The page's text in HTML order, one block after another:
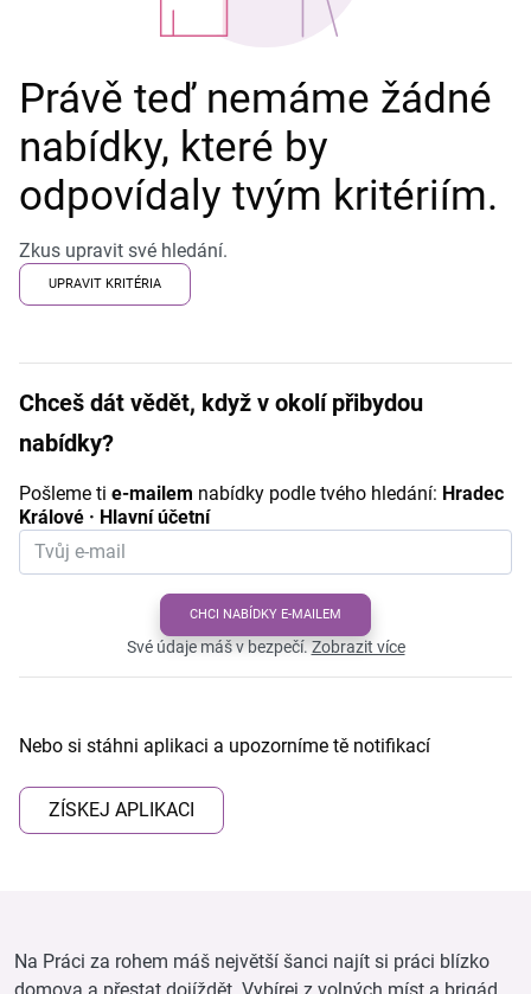
Právě teď nemáme žádné
nabídky, které by
odpovídaly tvým kritériím.
Zkus upravit své hledání.
UPRAVIT KRITÉRIA
Chceš dát vědět, když v okolí přibydou
nabídky?
Pošleme ti e-mailem nabídky podle tvého hledání: Hradec
Králové · Hlavní účetní
CHCI NABÍDKY E-MAILEM
Své údaje máš v bezpečí.Zobrazit více
Nebo si stáhni aplikaci a upozorníme tě notifikací
ZÍSKEJ APLIKACI
Na Práci za rohem máš největší šanci najít si práci blízko
domova a přestat dojíždět. Vybírej z volných míst a brigád